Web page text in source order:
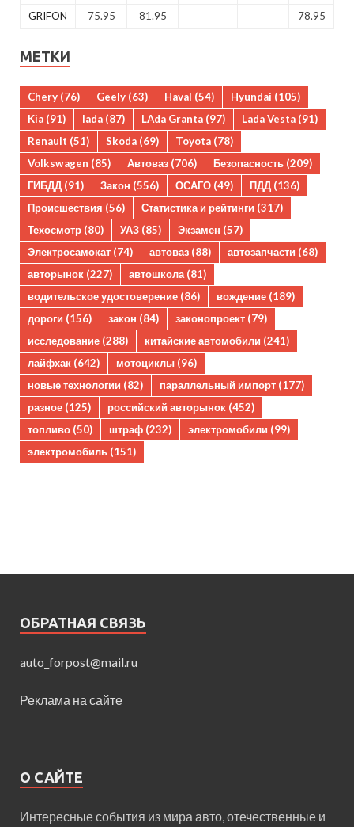
GRIFON
75.95 81.95 78.95
МЕТКИ
Chery (76) Geely (63) Haval (54) Hyundai (105)
Kia (91) lada (87) LAda Granta (97) Lada Vesta (91)
Renault (51) Skoda (69) Toyota (78)
Volkswagen (85) Автоваз (706) Безопасность (209)
ГИБДД (91) Закон (556) ОСАГО (49) ПДД (136)
Происшествия (56) Статистика и рейтинги (317)
Техосмотр (80) УАЗ (85) Экзамен (57)
Электросамокат (74) автоваз (88) автозапчасти (68)
авторынок (227) автошкола(81)
водительское удостоверение (86) вождение (189)
дороги (156) закон (84) законопроект (79)
исследование (288) китайские автомобили (241)
лайфхак (642) мотоциклы (96)
новые технологии (82) параллельный импорт (177)
разное (125) российский авторынок (452)
топливо (50) штраф (232) электромобили (99)
электромобиль (151)
ОБРАТНАЯ СВЯЗЬ
auto_forpost@mail.ru
Реклама на сайте
О САЙТЕ
Интересные события из мира авто, отечественные и